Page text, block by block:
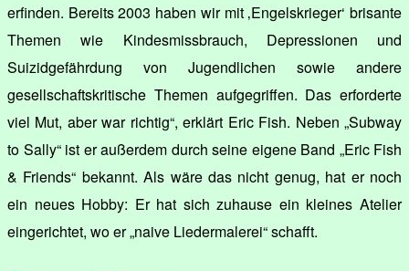
erfinden. Bereits 2003 haben wir mit ‚Engelskrieger‘ brisante
Themen wie Kindesmissbrauch, Depressionen und
Suizidgefährdung von Jugendlichen sowie andere
gesellschaftskritische Themen aufgegriffen. Das erforderte
viel Mut, aber war richtig“, erklärt Eric Fish. Neben „Subway
to Sally“ ist er außerdem durch seine eigene Band „Eric Fish
& Friends“ bekannt. Als wäre das nicht genug, hat er noch
ein neues Hobby: Er hat sich zuhause ein kleines Atelier
eingerichtet, wo er „naive Liedermalerei“ schafft.